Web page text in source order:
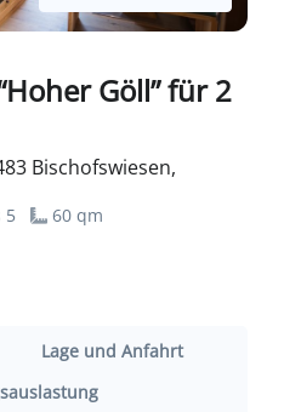
Göll” für 2
Bischofswiesen,
5 60 qm
Lage und Anfahrt